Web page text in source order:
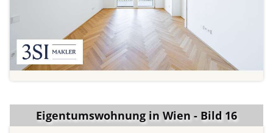
Eigentumswohnung in Wien - Bild 16